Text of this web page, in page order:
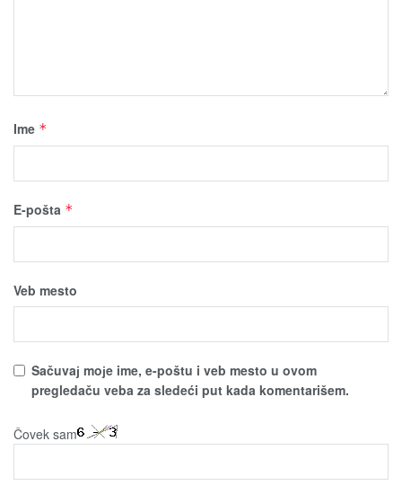
Ime *
E-pošta *
Veb mesto
Sačuvaј moјe ime, e-poštu i veb mesto u ovom
pregledaču veba za sledeći put kada komentarišem.
Čovek sam